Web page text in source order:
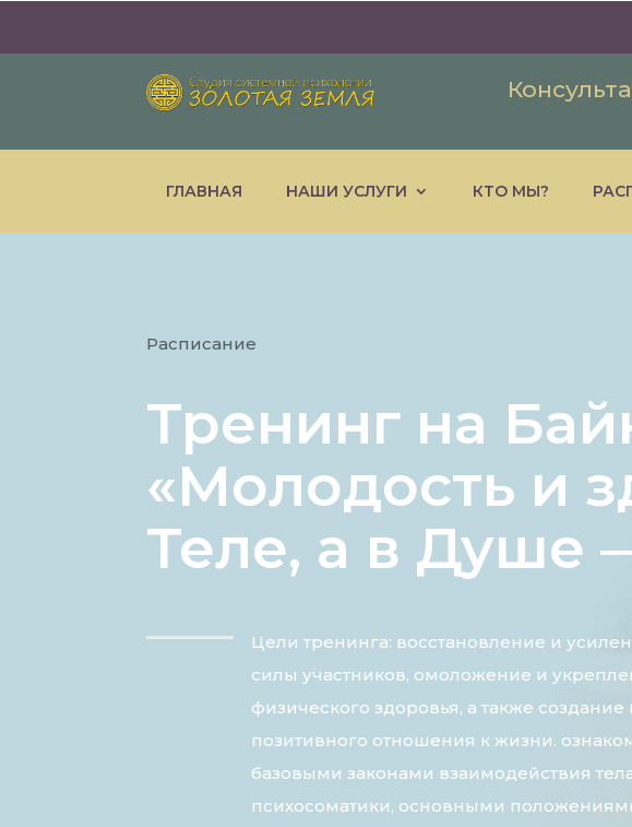
ГЛАВНАЯ НАШИ УСЛУГИ КТО МЫ?
Расписание
Тренинг на
«Молодость и
Теле, а в Душе
Цели тренинга: восстановление и
силы участников, омоложение и
физического здоровья, а также
позитивного отношения к жизни.
базовыми законами взаимодействия
психосоматики, основными